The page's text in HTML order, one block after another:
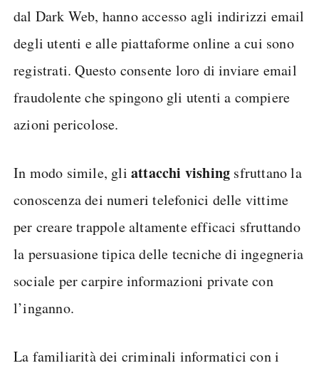
dal Dark Web, hanno accesso agli indirizzi email
degli utenti e alle piattaforme online a cui sono
registrati. Questo consente loro di inviare email
fraudolente che spingono gli utenti a compiere
azioni pericolose.
In modo simile, gli attacchi vishing sfruttano la
conoscenza dei numeri telefonici delle vittime
per creare trappole altamente efficaci sfruttando
la persuasione tipica delle tecniche di ingegneria
sociale per carpire informazioni private con
l’inganno.
La familiarità dei criminali informatici con i